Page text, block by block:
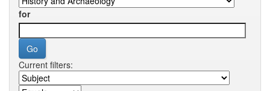
for
Current filters: